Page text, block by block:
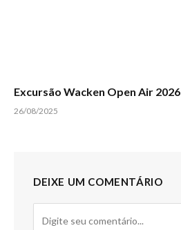
Excursão Wacken Open Air 2026
26/08/2025
DEIXE UM COMENTÁRIO